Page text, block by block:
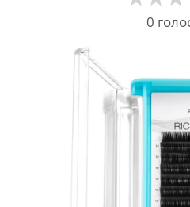
0